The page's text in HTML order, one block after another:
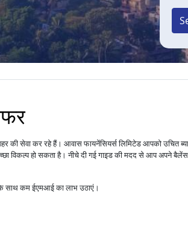
की सेवा कर रहे हैं। आवास फायनेंसियर्स लिमिटेड आपको उचित
विकल्प हो सकता है। नीचे दी गई गाइड की मदद से आप अपने बैलेंस
साथ कम ईएमआई का लाभ उठाएं।